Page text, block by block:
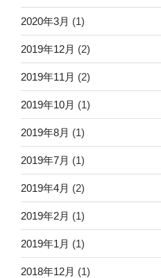
2020年3月 (1)
2019年12月 (2)
2019年11月 (2)
2019年10月 (1)
2019年8月 (1)
2019年7月 (1)
2019年4月 (2)
2019年2月 (1)
2019年1月 (1)
2018年12月 (1)